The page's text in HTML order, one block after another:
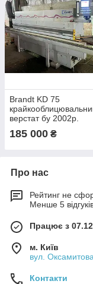
Brandt KD 75
верстат бу 2002р.
поклейка,
фрезерування, цикли,
185 000 ₴
Про нас
Рейтинг не
Менше 5
Працює з
м. Київ
вул.
Контакти